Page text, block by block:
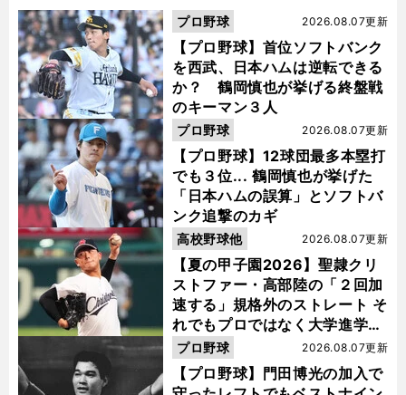
【プロ野球】首位ソフトバンク
を西武、日本ハムは逆転できる
か？ 鶴岡慎也が挙げる終盤戦
のキーマン３人
2026.08.07更新
プロ野球
【プロ野球】12球団最多本塁打
でも３位... 鶴岡慎也が挙げた
「日本ハムの誤算」とソフトバ
ンク追撃のカギ
2026.08.07更新
プロ野球
【夏の甲子園2026】聖隷クリ
ストファー・高部陸の「２回加
速する」規格外のストレート そ
れでもプロではなく大学進学を
選ぶ理由
2026.08.07更新
高校野球他
【プロ野球】門田博光の加入で
2026.08.07更新
プロ野球